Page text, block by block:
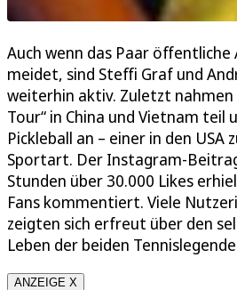
Auch wenn das Paar
meidet, sind Steffi Graf und
weiterhin aktiv. Zuletzt nahmen
Tour“ in China und Vietnam
Pickleball an – einer in den USA
Sportart. Der Instagram-
Stunden über 30.000 Likes
Fans kommentiert. Viele
zeigten sich erfreut über den
Leben der beiden
ANZEIGE X